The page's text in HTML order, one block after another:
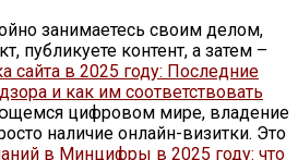
занимаетесь своим делом,
публикуете контент, а затем –
сайта в 2025 году: Последние
и как им соответствовать
цифровом мире, владение
наличие онлайн-визитки. Это
в Минцифры в 2025 году: что